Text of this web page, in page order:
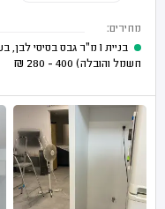
מחירים:
חשמל והובלה) 400 - 280
₪